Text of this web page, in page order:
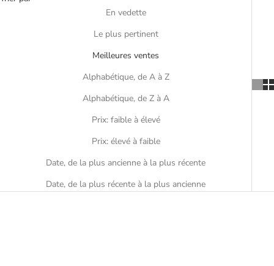
En vedette
Le plus pertinent
Meilleures ventes
Alphabétique, de A à Z
Alphabétique, de Z à A
Prix: faible à élevé
Prix: élevé à faible
Date, de la plus ancienne à la plus récente
Date, de la plus récente à la plus ancienne